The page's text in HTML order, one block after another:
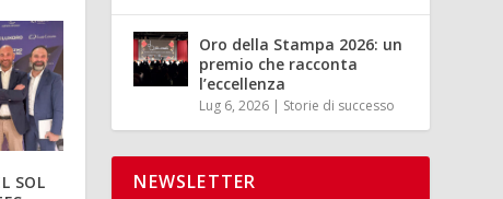
SOL
Oro della Stampa 2026: un
premio che racconta
l’eccellenza
Lug 6, 2026 | Storie di successo
NEWSLETTER